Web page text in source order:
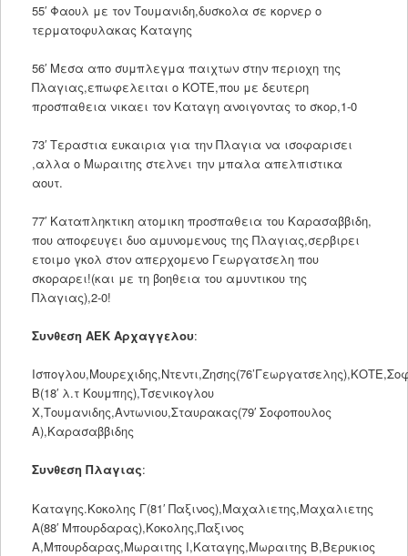
55′ Φαουλ με τον Τουμανιδη,δυσκολα σε κορνερ ο
τερματοφυλακας Καταγης
56′ Μεσα απο συμπλεγμα παιχτων στην περιοχη της
Πλαγιας,επωφελειται ο ΚΟΤΕ,που με δευτερη
προσπαθεια νικαει τον Καταγη ανοιγοντας το σκορ,1-0
73′ Τεραστια ευκαιρια για την Πλαγια να ισοφαρισει
,αλλα ο Μωραιτης στελνει την μπαλα απελπιστικα
αουτ.
77′ Καταπληκτικη ατομικη προσπαθεια του Καρασαββιδη,
που αποφευγει δυο αμυνομενους της Πλαγιας,σερβιρει
ετοιμο γκολ στον απερχομενο Γεωργατσελη που
σκοραρει!(και με τη βοηθεια του αμυντικου της
Πλαγιας),2-0!
Συνθεση ΑΕΚ Αρχαγγελου:
Β(18′ λ.τ Κουμπης),Τσενικογλου
Χ,Τουμανιδης,Αντωνιου,Σταυρακας(79′ Σοφοπουλος
Α),Καρασαββιδης
Συνθεση Πλαγιας:
Καταγης.Κοκολης Γ(81′ Παξινος),Μαχαλιετης,Μαχαλιετης
Α(88′ Μπουρδαρας),Κοκολης,Παξινος
Α,Μπουρδαρας,Μωραιτης Ι,Καταγης,Μωραιτης Β,Βερυκιος